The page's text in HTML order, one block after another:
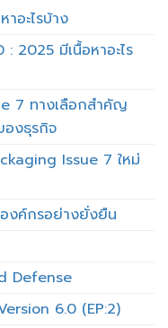
อะไรบ้าง
2025 มีเนื้อหาอะไร
7 ทางเลือกสำคัญ
องธุรกิจ
Issue 7 ใหม่
งค์กรอย่างยั่งยืน
Defense
6.0 (EP:2)